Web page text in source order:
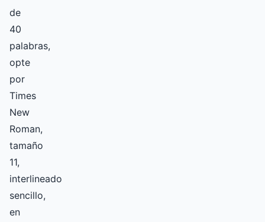
de
40
palabras,
opte
por
Times
New
Roman,
tamaño
11,
interlineado
sencillo,
en